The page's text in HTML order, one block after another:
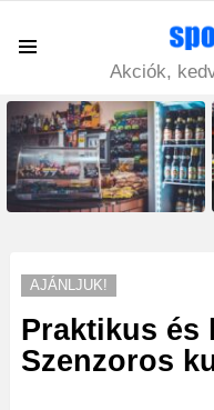
Akciók,
LATEST
STORIES
AJÁNLJUK!
Praktikus és
Szenzoros